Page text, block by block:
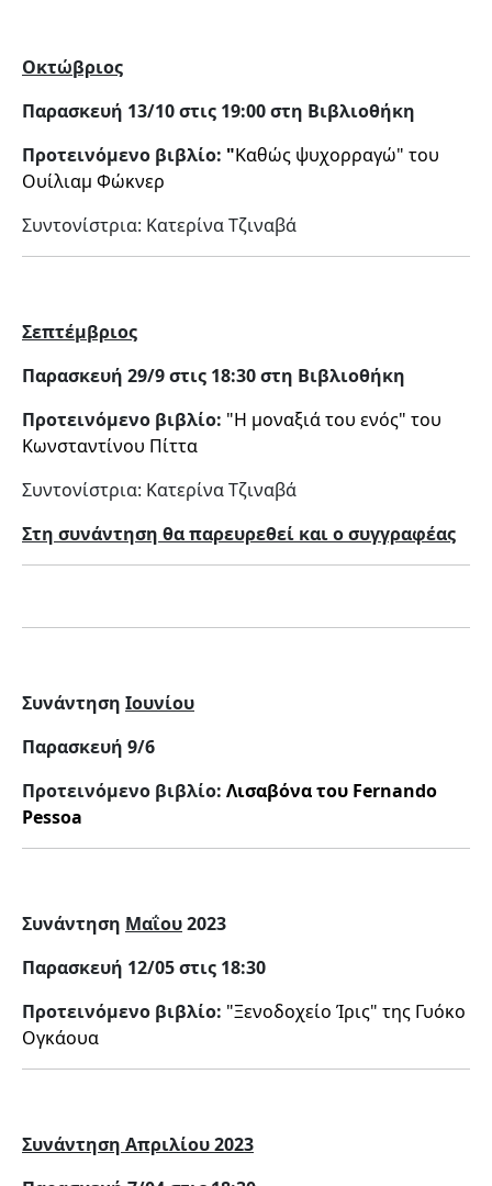
Οκτώβριος
Παρασκευή 13/10 στις 19:00 στη Βιβλιοθήκη
Προτεινόμενο βιβλίο: "Καθώς ψυχορραγώ" του
Ουίλιαμ Φώκνερ
Συντονίστρια: Κατερίνα Τζιναβά
Σεπτέμβριος
Παρασκευή 29/9 στις 18:30 στη Βιβλιοθήκη
Προτεινόμενο βιβλίο: "Η μοναξιά του ενός" του
Κωνσταντίνου Πίττα
Συντονίστρια: Κατερίνα Τζιναβά
Στη συνάντηση θα παρευρεθεί και ο συγγραφέας
Συνάντηση Ιουνίου
Παρασκευή 9/6
Προτεινόμενο βιβλίο: Λισαβόνα του Fernando
Pessoa
Συνάντηση Μαΐου2023
Παρασκευή 12/05 στις 18:30
Προτεινόμενο βιβλίο: "Ξενοδοχείο Ίρις" της Γυόκο
Ογκάουα
Συνάντηση Απριλίου 2023